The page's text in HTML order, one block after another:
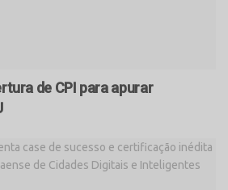
de CPI para apurar